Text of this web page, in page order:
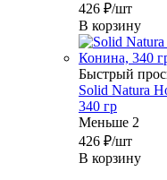
426 ₽/шт
В корзину
Быстрый
Solid Natura
340 гр
Меньше 2
426 ₽/шт
В корзину